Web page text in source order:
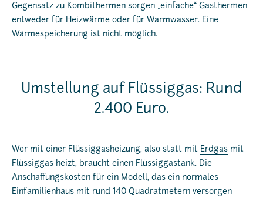
Gegensatz zu Kombithermen sorgen „einfache“ Gasthermen
entweder für Heizwärme oder für Warmwasser. Eine
Wärmespeicherung ist nicht möglich.
Umstellung auf Flüssiggas: Rund
2.400 Euro.
Wer mit einer Flüssiggasheizung, also statt mit Erdgas mit
Flüssiggas heizt, braucht einen Flüssiggastank. Die
Anschaffungskosten für ein Modell, das ein normales
Einfamilienhaus mit rund 140 Quadratmetern versorgen